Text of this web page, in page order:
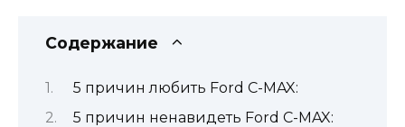
Содержание
5 причин любить Ford C-MAX:
5 причин ненавидеть Ford C-MAX: